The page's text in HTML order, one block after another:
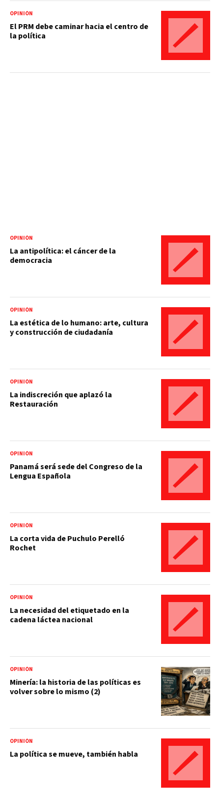
OPINIÓN
El PRM debe caminar hacia el centro de
la política
OPINIÓN
La antipolítica: el cáncer de la
democracia
OPINIÓN
La estética de lo humano: arte, cultura
y construcción de ciudadanía
OPINIÓN
La indiscreción que aplazó la
Restauración
OPINIÓN
Panamá será sede del Congreso de la
Lengua Española
OPINIÓN
La corta vida de Puchulo Perelló
Rochet
OPINIÓN
La necesidad del etiquetado en la
cadena láctea nacional
OPINIÓN
Minería: la historia de las políticas es
volver sobre lo mismo (2)
OPINIÓN
La política se mueve, también habla